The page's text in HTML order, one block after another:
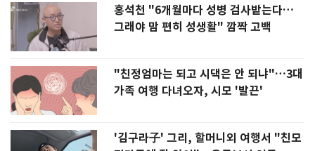
홍석천 "6개월마다 성병 검사받는다…
그래야 맘 편히 성생활" 깜짝 고백
"친정엄마는 되고 시댁은 안 되냐"…3대
가족 여행 다녀오자, 시모 '발끈'
'김구라子' 그리, 할머니외 여행서 "친모